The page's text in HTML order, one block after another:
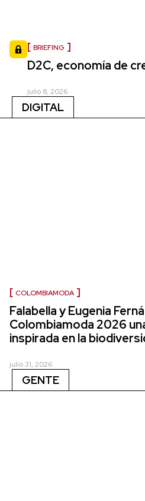
BRIEFING
D2C, economía de
julio 8, 2026
DIGITAL
COLOMBIAMODA
Falabella y Eugenia
Colombiamoda 2026
inspirada en la
julio 31, 2026
GENTE